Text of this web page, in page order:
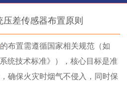
压差传感器布置原则
的布置需遵循国家相关规范（如
统技术标准》），核心目标是准
确保火灾时烟气不侵入，同时保